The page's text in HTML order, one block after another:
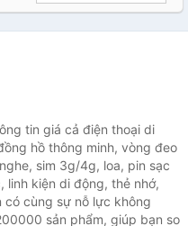
tin giá cả điện thoại di
hồ thông minh, vòng đeo
sim 3g/4g, loa, pin sạc
kiện di động, thẻ nhớ,
có cùng sự nỗ lực không
sản phẩm, giúp bạn so